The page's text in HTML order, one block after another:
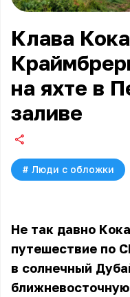
Клава
на яхте в
заливе
# Люди с обложки
Не так давно
путешествие по
в солнечный